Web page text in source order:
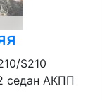
S210
седан АКПП